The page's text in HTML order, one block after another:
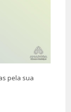
pela sua